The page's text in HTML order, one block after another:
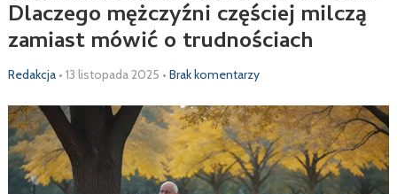
Dlaczego mężczyźni częściej milczą
zamiast mówić o trudnościach
Redakcja • 13 listopada 2025 • Brak komentarzy